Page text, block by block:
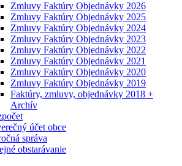
Zmluvy Faktúry Objednávky 2026
Zmluvy Faktúry Objednávky 2025
Zmluvy Faktúry Objednávky 2024
Zmluvy Faktúry Objednávky 2023
Zmluvy Faktúry Objednávky 2022
Zmluvy Faktúry Objednávky 2021
Zmluvy Faktúry Objednávky 2020
Zmluvy Faktúry Objednávky 2019
Faktúry, zmluvy, objednávky 2018 +
Archív
účet obce
správa
obstarávanie